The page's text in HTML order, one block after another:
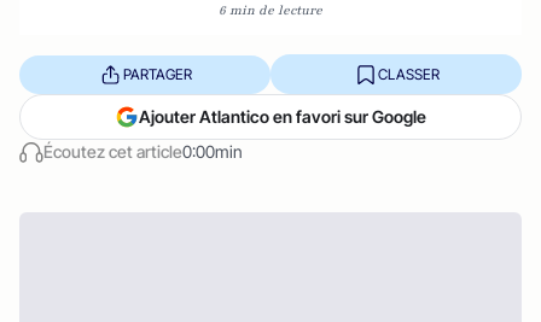
6 min de lecture
Écoutez cet article0:00min
PARTAGER CLASSER
Ajouter Atlantico en favori sur Google